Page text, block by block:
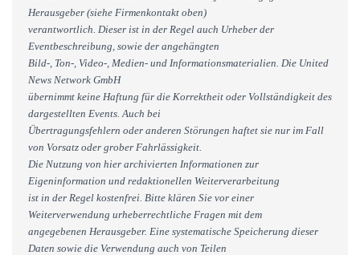
Herausgeber (siehe Firmenkontakt oben)
verantwortlich. Dieser ist in der Regel auch Urheber der
Eventbeschreibung, sowie der angehängten
Bild-, Ton-, Video-, Medien- und Informationsmaterialien. Die United
News Network GmbH
übernimmt keine Haftung für die Korrektheit oder Vollständigkeit des
dargestellten Events. Auch bei
Übertragungsfehlern oder anderen Störungen haftet sie nur im Fall
von Vorsatz oder grober Fahrlässigkeit.
Die Nutzung von hier archivierten Informationen zur
Eigeninformation und redaktionellen Weiterverarbeitung
ist in der Regel kostenfrei. Bitte klären Sie vor einer
Weiterverwendung urheberrechtliche Fragen mit dem
angegebenen Herausgeber. Eine systematische Speicherung dieser
Daten sowie die Verwendung auch von Teilen